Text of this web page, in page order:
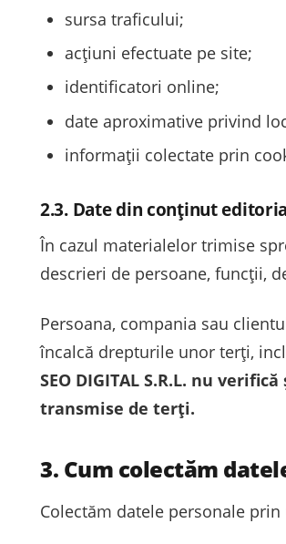
sursa traficului;
acțiuni efectuate pe site;
identificatori online;
date aproximative privind
informații colectate prin
2.3. Date din conținut
În cazul materialelor trimise
descrieri de persoane, funcții,
Persoana, compania sau
încalcă drepturile unor terți,
SEO DIGITAL S.R.L. nu
transmise de terți.
3. Cum colectăm
Colectăm datele personale